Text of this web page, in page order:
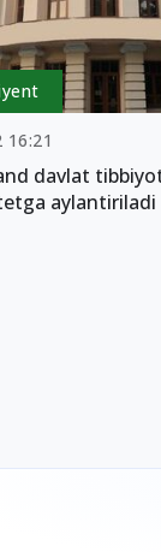
16:21
davlat
aylantiriladi